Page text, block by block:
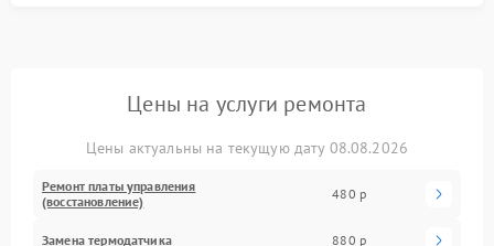
Цены на услуги ремонта
Цены актуальны на текущую дату 08.08.2026
Ремонт платы управления
(восстановление)
480 р
Замена термодатчика 880 р